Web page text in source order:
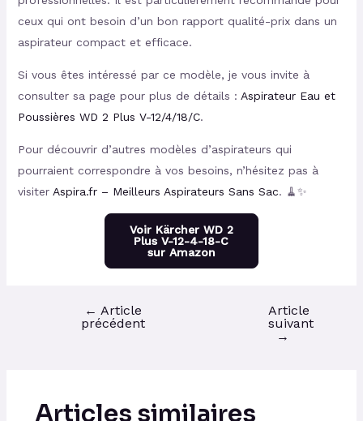
ceux qui ont besoin d’un bon rapport qualité-prix dans un
aspirateur compact et efficace.
Si vous êtes intéressé par ce modèle, je vous invite à
consulter sa page pour plus de détails : Aspirateur Eau et
Poussières WD 2 Plus V-12/4/18/C.
Pour découvrir d’autres modèles d’aspirateurs qui
pourraient correspondre à vos besoins, n’hésitez pas à
visiter Aspira.fr – Meilleurs Aspirateurs Sans Sac. 🧹✨
Voir Kärcher WD 2
Plus V-12-4-18-C
sur Amazon
← Article
précédent
Article
suivant
→
Articles similaires